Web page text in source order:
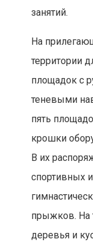
занятий.
На
территории
площадок с
теневыми
пять
крошки
В их
спортивных
прыжков. На
деревья и